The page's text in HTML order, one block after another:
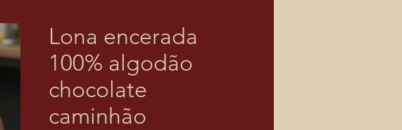
Lona encerada
100% algodão
chocolate
caminhão